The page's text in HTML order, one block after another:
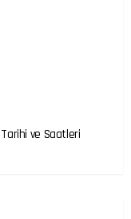
ve Saatleri